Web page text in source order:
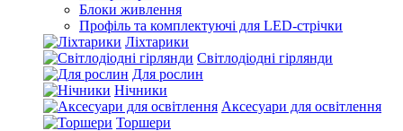
Блоки живлення
Профіль та комплектуючі для LED-стрічки
Ліхтарики
Світлодіодні гірлянди
Для рослин
Нічники
Аксесуари для освітлення
Торшери